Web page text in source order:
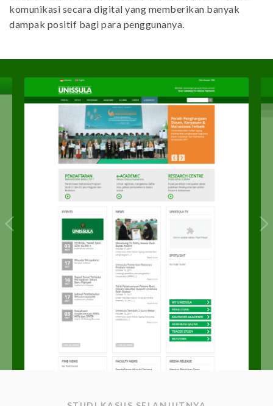
komunikasi secara digital yang memberikan banyak
dampak positif bagi para penggunanya.